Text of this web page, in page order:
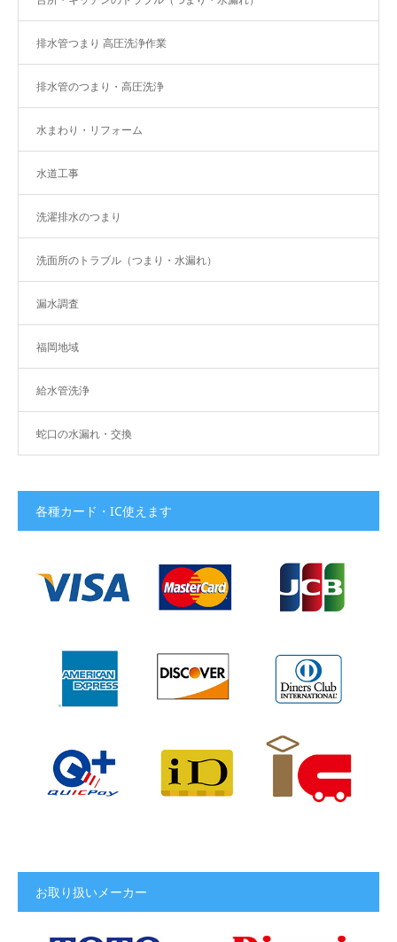
排水管つまり 高圧洗浄作業
排水管のつまり・高圧洗浄
水まわり・リフォーム
水道工事
洗濯排水のつまり
洗面所のトラブル（つまり・水漏れ）
漏水調査
福岡地域
給水管洗浄
蛇口の水漏れ・交換
各種カード・IC使えます
お取り扱いメーカー